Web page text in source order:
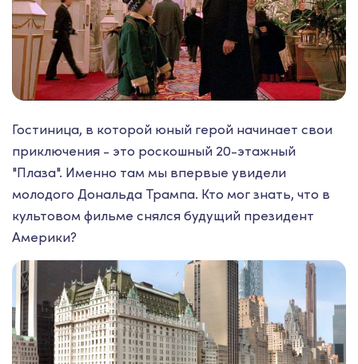
Гостиница, в которой юный герой начинает свои
приключения - это роскошный 20-этажный
"Плаза". Именно там мы впервые увидели
молодого Дональда Трампа. Кто мог знать, что в
культовом фильме снялся будущий президент
Америки?